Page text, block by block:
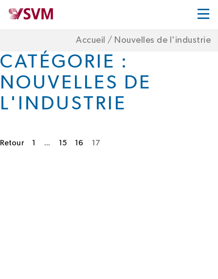
Accueil / Nouvelles de l'industrie
CATÉGORIE :
NOUVELLES DE
L'INDUSTRIE
Pagination
Retour 1 ... 15 16 17